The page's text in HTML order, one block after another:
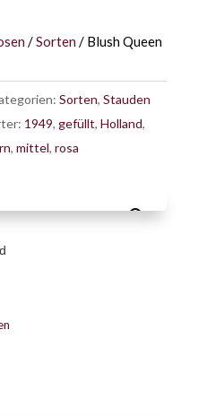
/Sorten / Blush Queen
Sorten,Stauden
1949,gefüllt,Holland,
,mittel,rosa